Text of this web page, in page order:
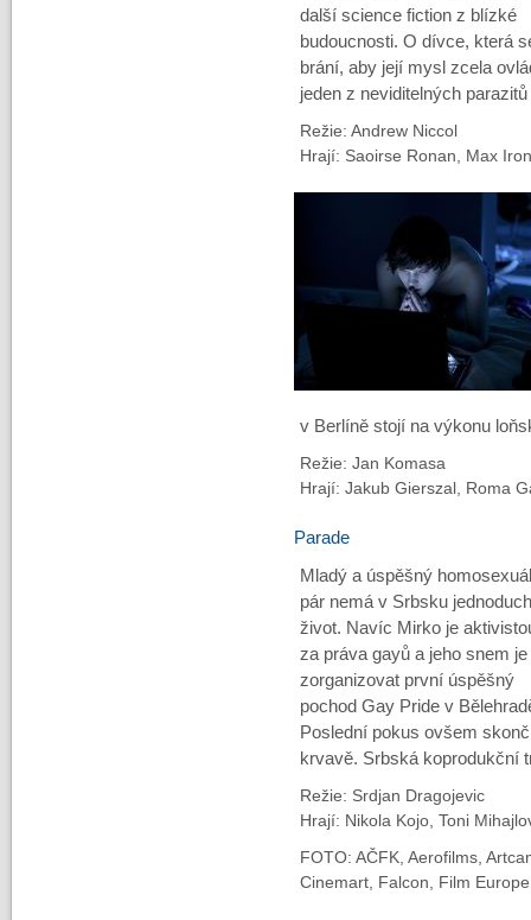
další science fiction z blízké
budoucnosti. O dívce, která
brání, aby její mysl zcela
jeden z neviditelných
Režie: Andrew Niccol
Hrají: Saoirse Ronan, Max
v Berlíně stojí na výkonu
Režie: Jan Komasa
Hrají: Jakub Gierszal, Roma
Parade
Mladý a úspěšný
pár nemá v Srbsku
život. Navíc Mirko je
za práva gayů a jeho snem je
zorganizovat první úspěšný
pochod Gay Pride v
Poslední pokus ovšem
krvavě. Srbská koprodukční
Režie: Srdjan Dragojevic
Hrají: Nikola Kojo, Toni
FOTO: AČFK, Aerofilms,
Cinemart, Falcon, Film Europe